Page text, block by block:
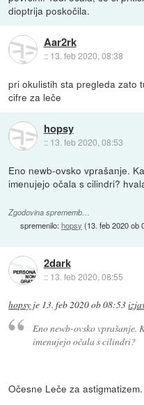
dioptrija poskočila.
Aar2rk
:: 13. feb 2020, 08:38
pri okulistih sta pregleda zato
cifre za leče
hopsy
:: 13. feb 2020, 08:53
Eno newb-ovsko vprašanje.
imenujejo očala s cilindri?
Zgodovina sprememb…
spremenilo:hopsy (13. feb 2020 ob
2dark
:: 13. feb 2020, 08:55
hopsy je 13. feb 2020 ob 08:53
Eno newb-ovsko vprašanje.
imenujejo očala s cilindri?
Očesne Leče za astigmatizem.